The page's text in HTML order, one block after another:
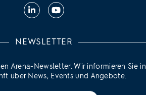
LinkedIn
NEWSLETTER
Arena-Newsletter. Wir informieren Sie in
über News, Events und Angebote.